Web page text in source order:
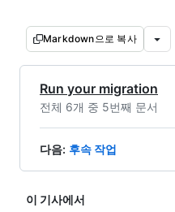
Markdown으로 복사
Run your migration
전체 6개 중 5번째 문서
다음: 후속 작업
이 기사에서